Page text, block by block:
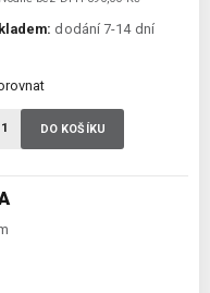
dodání 7-14 dní
DO KOŠÍKU